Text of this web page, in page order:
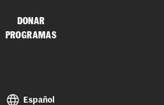
DONAR
PROGRAMAS
Español